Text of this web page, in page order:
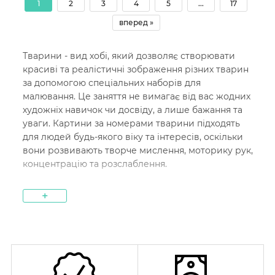
1 2 3 4 5 ... 17
вперед »
Тварини - вид хобі, який дозволяє створювати
красиві та реалістичні зображення різних тварин
за допомогою спеціальних наборів для
малювання. Це заняття не вимагає від вас жодних
художніх навичок чи досвіду, а лише бажання та
уваги. Картини за номерами тварини підходять
для людей будь-якого віку та інтересів, оскільки
вони розвивають творче мислення, моторику рук,
концентрацію та розслаблення.
Асортимент картин за номерами із
зображенням тварин
зображенням тварин різних видів, розмірів та
забарвлення, а також вибрати картину за
+